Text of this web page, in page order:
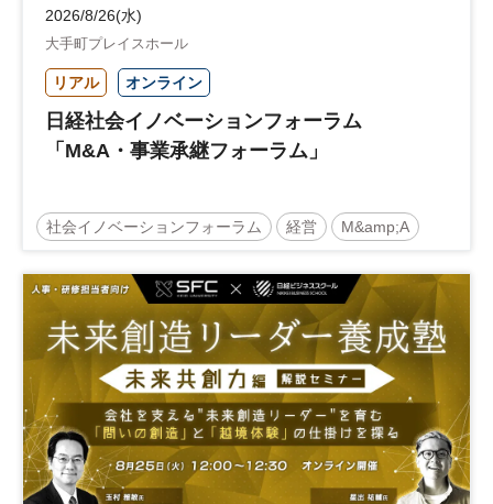
2026/8/26(水)
大手町プレイスホール
リアル オンライン
日経社会イノベーションフォーラム
「M&A・事業承継フォーラム」
社会イノベーションフォーラム 経営 M&amp;A
事業承継 中堅中小企業
日経社会イノベーションフォーラム 参加無料